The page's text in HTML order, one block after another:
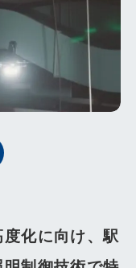
化に向け、駅